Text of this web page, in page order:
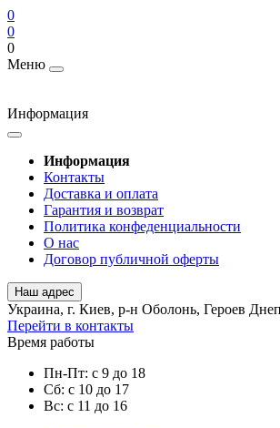
0
0
0
Меню
Информация
Информация
Контакты
Доставка и оплата
Гарантия и возврат
Политика конфеденциальности
О нас
Договор публичной оферты
Наш адрес
Украина, г. Киев, р-н Оболонь, Героев
Перейти в контакты
Время работы
Пн-Пт: с 9 до 18
Сб: с 10 до 17
Вс: с 11 до 16